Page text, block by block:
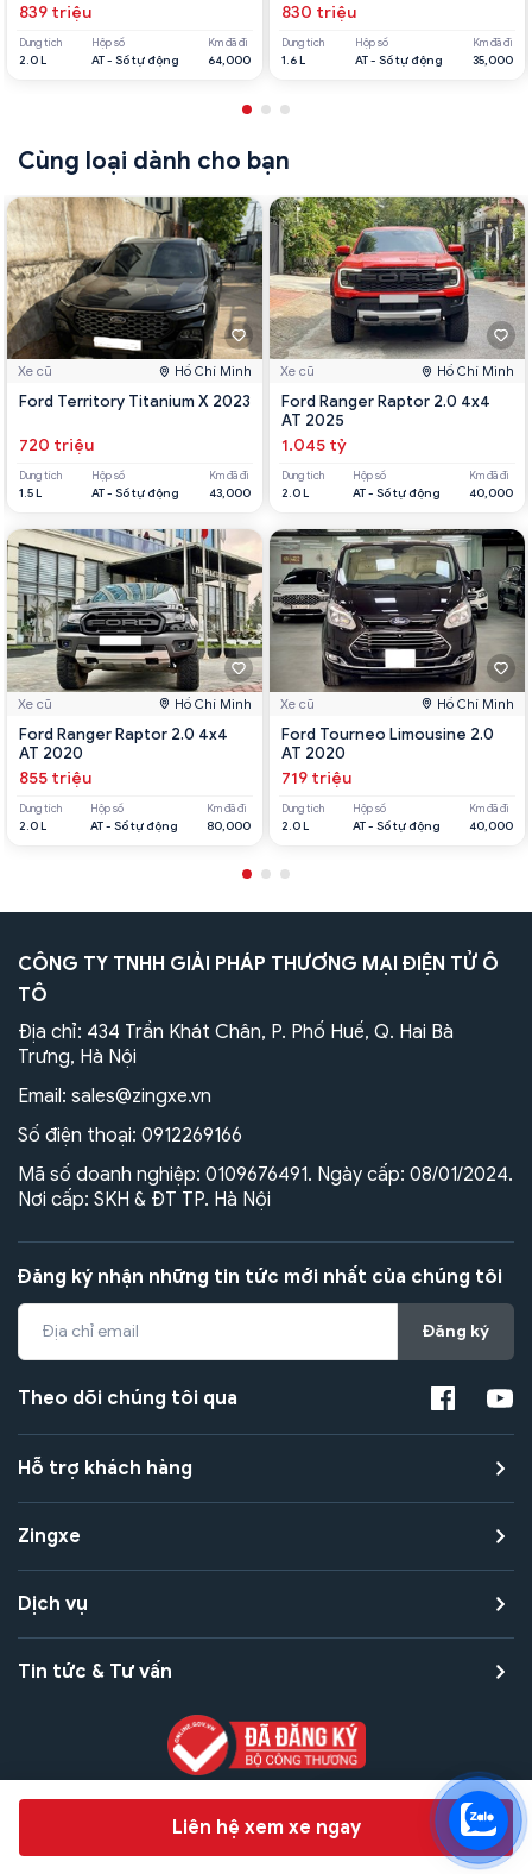
Chat hỗ trợ
Liên hệ xem xe ngay
839 triệu
Dung tích
2.0 L
Hộp số
AT - Số tự động
Km đã đi
64,000
830 triệu
Dung tích
1.6 L
Hộp số
AT - Số tự động
Km đã đi
35,000
Cùng loại dành cho bạn
Xe cũ Hồ Chí Minh
Ford Territory Titanium X 2023
720 triệu
Dung tích
1.5 L
Hộp số
AT - Số tự động
Km đã đi
43,000
Xe cũ Hồ Chí Minh
Ford Ranger Raptor 2.0 4x4
AT 2020
855 triệu
Dung tích
2.0 L
Hộp số
AT - Số tự động
Km đã đi
80,000
Xe cũ Hồ Chí Minh
Ford Ranger Raptor 2.0 4x4
AT 2025
1.045 tỷ
Dung tích
2.0 L
Hộp số
AT - Số tự động
Km đã đi
40,000
Xe cũ Hồ Chí Minh
Ford Tourneo Limousine 2.0
AT 2020
719 triệu
Dung tích
2.0 L
Hộp số
AT - Số tự động
Km đã đi
40,000
CÔNG TY TNHH GIẢI PHÁP THƯƠNG MẠI ĐIỆN TỬ Ô
TÔ
Địa chỉ: 434 Trần Khát Chân, P. Phố Huế, Q. Hai Bà
Trưng, Hà Nội
Email: sales@zingxe.vn
Số điện thoại: 0912269166
Mã số doanh nghiệp: 0109676491. Ngày cấp: 08/01/2024.
Nơi cấp: SKH & ĐT TP. Hà Nội
Đăng ký nhận những tin tức mới nhất của chúng tôi
Đăng ký
Theo dõi chúng tôi qua
Hỗ trợ khách hàng
Zingxe
Dịch vụ
Tin tức & Tư vấn
Bảo mật quyền riêng tư
Điều khoản sử dụng